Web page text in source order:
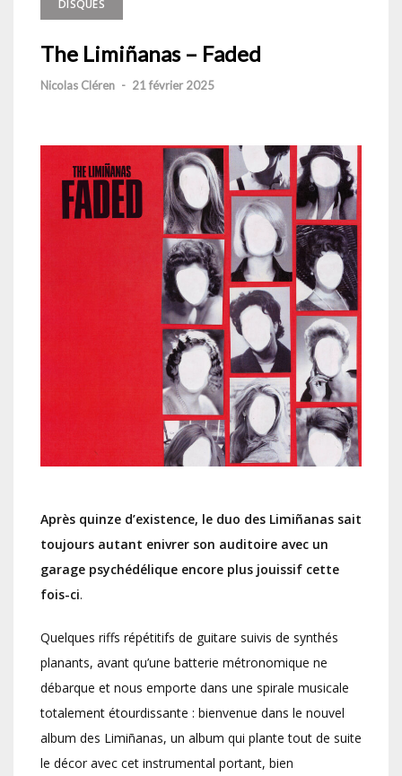
DISQUES
The Limiñanas – Faded
Nicolas Cléren - 21 février 2025
Après quinze d’existence, le duo des Limiñanas sait
toujours autant enivrer son auditoire avec un
garage psychédélique encore plus jouissif cette
fois-ci.
Quelques riffs répétitifs de guitare suivis de synthés
planants, avant qu’une batterie métronomique ne
débarque et nous emporte dans une spirale musicale
totalement étourdissante : bienvenue dans le nouvel
album des Limiñanas, un album qui plante tout de suite
le décor avec cet instrumental portant, bien